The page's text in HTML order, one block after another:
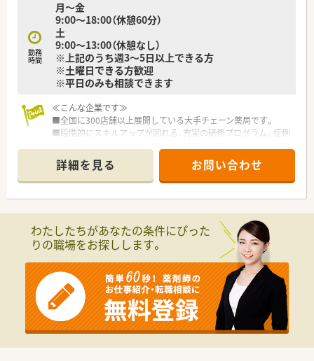
勤務
時間
月～金
9:00～18:00（休憩60分）
土
9:00～13:00（休憩なし）
※上記のうち週3～5日以上できる方
※土曜日できる方歓迎
※平日のみも相談できます
≪こんな企業です≫
■全国に300店舗以上展開している大手チェーン薬局です。
■段階的にスキルアップが図れる、充実の研修プログラム。症例
の合同勉強会など、各種勉強会も多数あります！
■福利厚生も充実しているので、安心して働けます。
■どの店舗も環境良好で、退職者が少ないのも魅力です。
■「育児・介護休業制度」に加えて、「育児・介護短時間勤務制度」
≪こんな薬局です≫
■人気の浅草エリア♪
■応需科目は内科・整形外科・眼科・リハビリテーション科
■在宅も積極的に取り組んでいます！
■処方箋枚数は50～60枚/日
■新人配属も多いため未経験者にも最適な店舗です♪
■機械はイーサー・Vマスが設置されています
■加算関係がしっかりと算定されているため、地域体制加算など
技術料の面で安定しています
■患者様とのコミュニケーションを大切にしているため、座って
詳細を見る お問い合わせ
わたしたちがあなたの条件にぴった
りの職場をお探しします。